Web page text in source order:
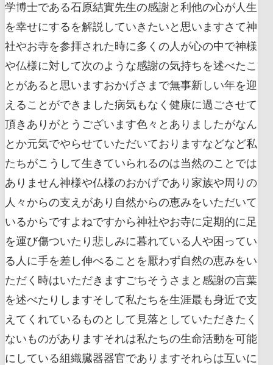
学博士である石原結實先生の感謝と利他の心が人生
を幸せにするを解説していきたいと思いますさて神
社やお寺を参拝された時に多くの人が心の中で神様
や仏様に対して次のような感謝の気持ちを述べたこ
とがあると思いますおかげさまで無事新しい年を迎
えることができました病気もなく健康に過ごさせて
頂きありがとうございます色々とありましたがなん
とか元気でやらせていただいておりますなどなど私
たちがこうして生きていられるのは当然のことでは
ありません神様や仏様のおかげであり家族や周りの
人々からの支えがあり自然からの恵みをいただいて
いるからですよねですから神社やお寺に定期的に足
を運び傷ついたり悲しみに暮れている人や困ってい
る人に手を差し伸べることを厭わず自然の恵みをい
ただく時はいただきますごちそうさまと感謝の言葉
を述べたりしますそして私たちを生涯最も身近で支
えてくれているものとして見落としていただきたく
ないものがありますそれは私たちの生命活動を可能
にしている組織臓器器官でありますそれらは互いに